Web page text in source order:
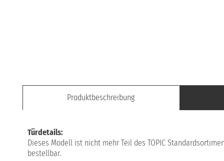
Produktbeschreibung
Türdetails:
Dieses Modell ist nicht mehr Teil des TOPIC
bestellbar.